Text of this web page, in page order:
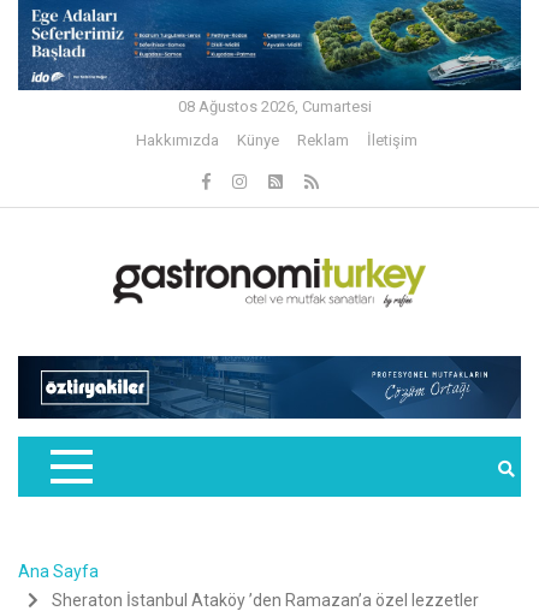
08 Ağustos 2026, Cumartesi
Hakkımızda
Künye Reklam İletişim
Ana Sayfa
Sheraton İstanbul Ataköy ’den Ramazan’a özel lezzetler